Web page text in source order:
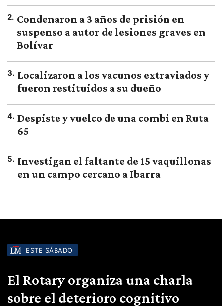
2. Condenaron a 3 años de prisión en
suspenso a autor de lesiones graves en
Bolívar
3. Localizaron a los vacunos extraviados y
fueron restituidos a su dueño
4. Despiste y vuelco de una combi en Ruta
65
5. Investigan el faltante de 15 vaquillonas
en un campo cercano a Ibarra
ESTE SÁBADO
El Rotary organiza una charla
sobre el deterioro cognitivo